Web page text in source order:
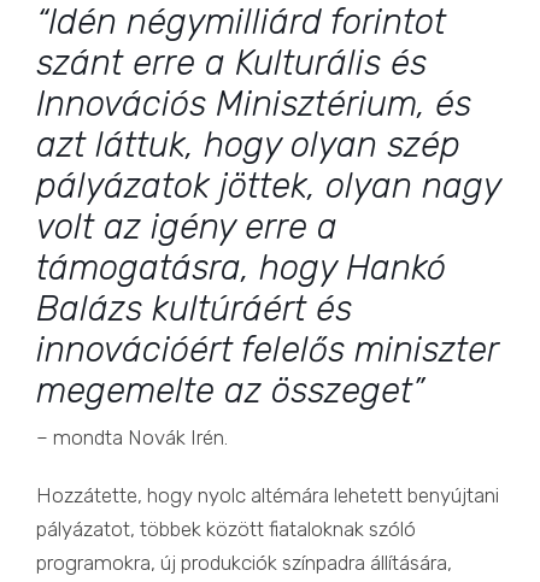
“Idén négymilliárd forintot
szánt erre a Kulturális és
Innovációs Minisztérium, és
azt láttuk, hogy olyan szép
pályázatok jöttek, olyan nagy
volt az igény erre a
támogatásra, hogy Hankó
Balázs kultúráért és
innovációért felelős miniszter
megemelte az összeget”
– mondta Novák Irén.
Hozzátette, hogy nyolc altémára lehetett benyújtani
pályázatot, többek között fiataloknak szóló
programokra, új produkciók színpadra állítására,